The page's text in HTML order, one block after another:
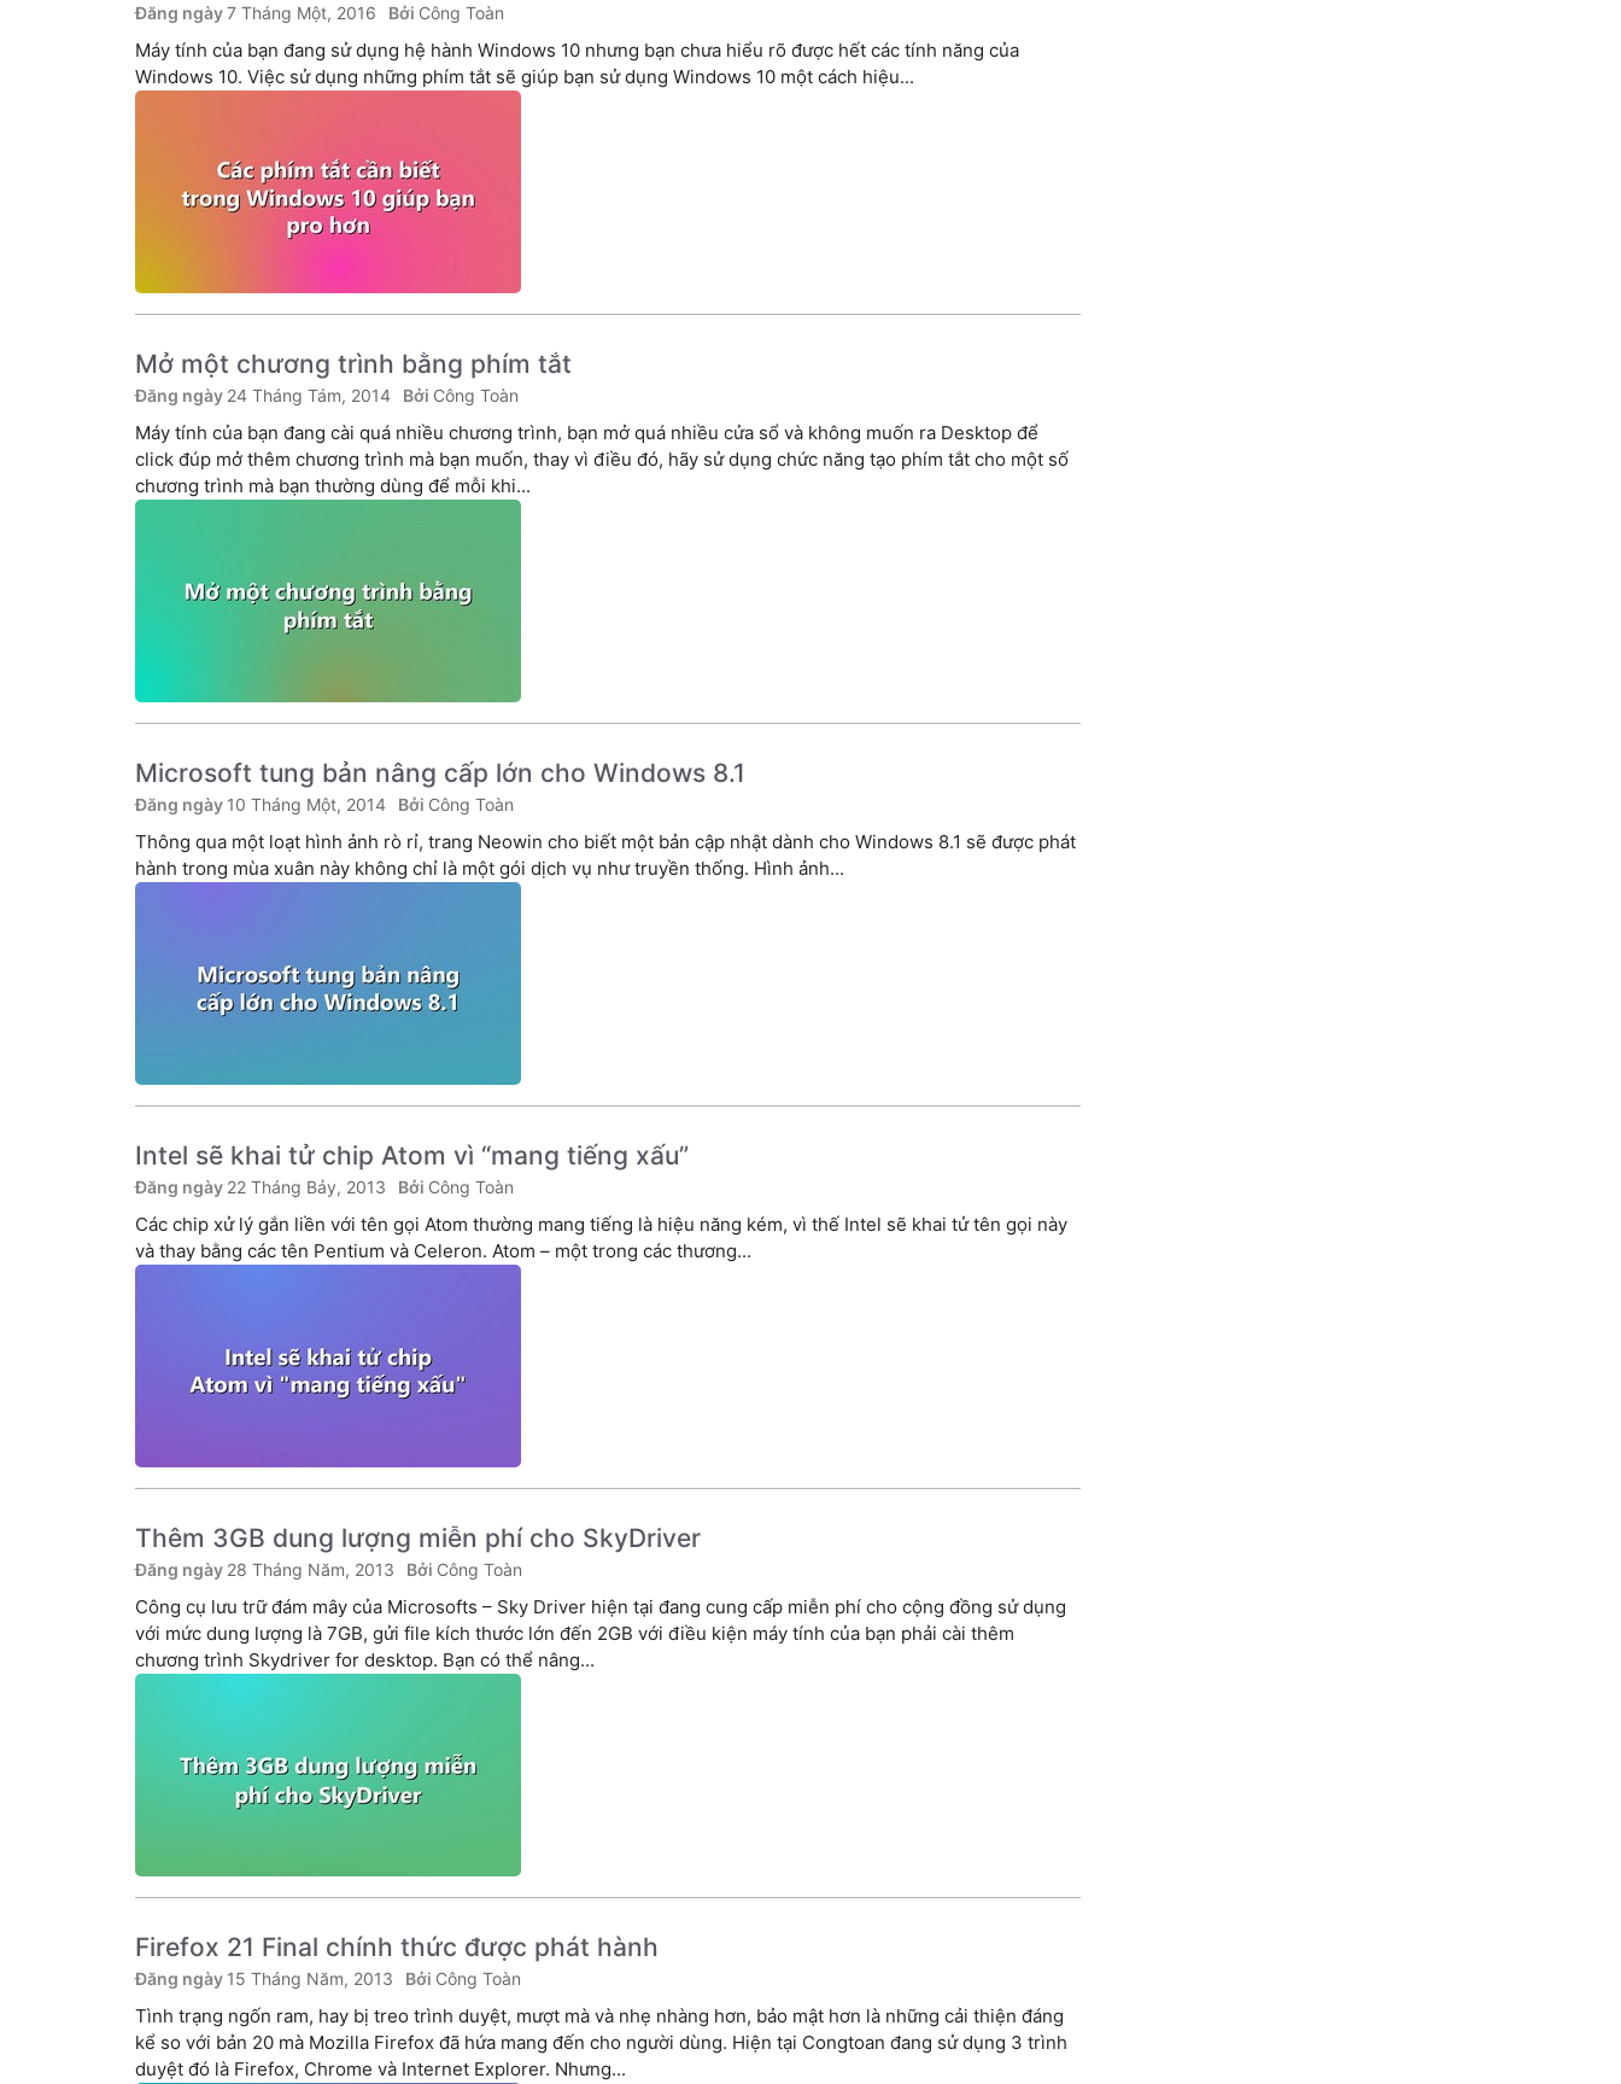
7 Tháng Một, 2016 Công Toàn
Máy tính của bạn đang sử dụng hệ hành Windows 10 nhưng bạn chưa hiểu rõ được hết các tính năng của
Windows 10. Việc sử dụng những phím tắt sẽ giúp bạn sử dụng Windows 10 một cách hiệu...
Mở một chương trình bằng phím tắt
24 Tháng Tám, 2014 Công Toàn
Máy tính của bạn đang cài quá nhiều chương trình, bạn mở quá nhiều cửa sổ và không muốn ra Desktop để
click đúp mở thêm chương trình mà bạn muốn, thay vì điều đó, hãy sử dụng chức năng tạo phím tắt cho một số
chương trình mà bạn thường dùng để mỗi khi...
Microsoft tung bản nâng cấp lớn cho Windows 8.1
10 Tháng Một, 2014 Công Toàn
Thông qua một loạt hình ảnh rò rỉ, trang Neowin cho biết một bản cập nhật dành cho Windows 8.1 sẽ được phát
hành trong mùa xuân này không chỉ là một gói dịch vụ như truyền thống. Hình ảnh...
Intel sẽ khai tử chip Atom vì “mang tiếng xấu”
22 Tháng Bảy, 2013 Công Toàn
Các chip xử lý gắn liền với tên gọi Atom thường mang tiếng là hiệu năng kém, vì thế Intel sẽ khai tử tên gọi này
và thay bằng các tên Pentium và Celeron. Atom – một trong các thương...
Thêm 3GB dung lượng miễn phí cho SkyDriver
28 Tháng Năm, 2013 Công Toàn
Công cụ lưu trữ đám mây của Microsofts – Sky Driver hiện tại đang cung cấp miễn phí cho cộng đồng sử dụng
với mức dung lượng là 7GB, gửi file kích thước lớn đến 2GB với điều kiện máy tính của bạn phải cài thêm
chương trình Skydriver for desktop. Bạn có thể nâng...
Firefox 21 Final chính thức được phát hành
15 Tháng Năm, 2013 Công Toàn
Tình trạng ngốn ram, hay bị treo trình duyệt, mượt mà và nhẹ nhàng hơn, bảo mật hơn là những cải thiện đáng
kể so với bản 20 mà Mozilla Firefox đã hứa mang đến cho người dùng. Hiện tại Congtoan đang sử dụng 3 trình
duyệt đó là Firefox, Chrome và Internet Explorer. Nhưng...